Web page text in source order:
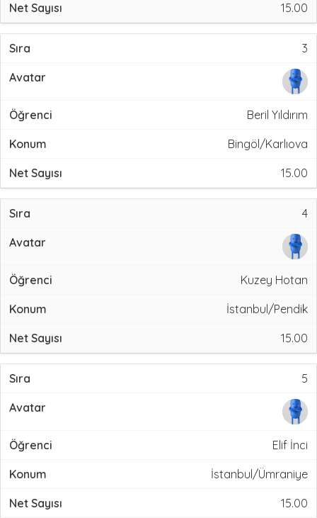
15.00
3
Beril Yıldırım
Bingöl/Karlıova
15.00
4
Kuzey Hotan
İstanbul/Pendik
15.00
5
Elif İnci
İstanbul/Ümraniye
15.00